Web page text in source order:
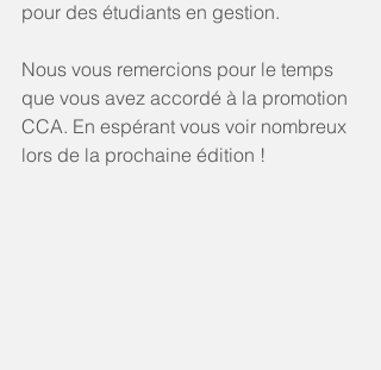
pour des étudiants en gestion.
Nous vous remercions pour le temps
que vous avez accordé à la promotion
CCA. En espérant vous voir nombreux
lors de la prochaine édition !